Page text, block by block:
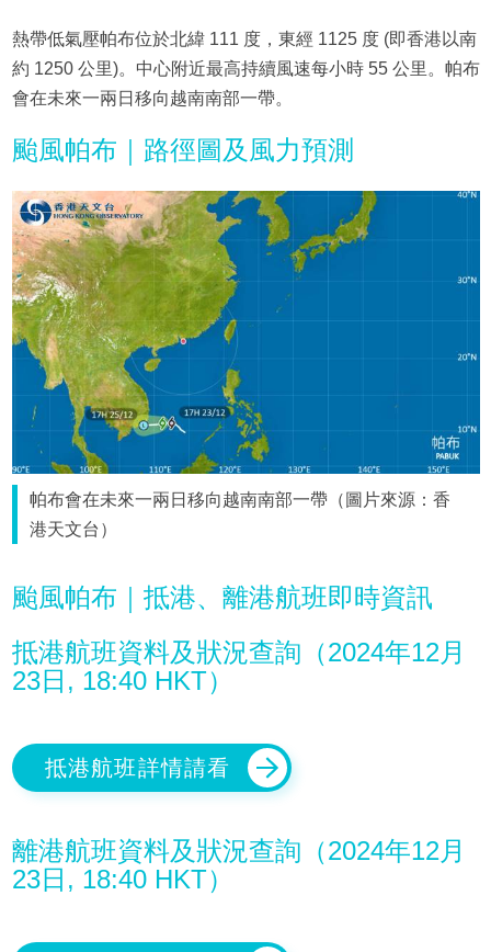
熱帶低氣壓帕布位於北緯 111 度，東經 1125 度 (即香港以南
約 1250 公里)。中心附近最高持續風速每小時 55 公里。帕布
會在未來一兩日移向越南南部一帶。
颱風帕布｜路徑圖及風力預測
帕布會在未來一兩日移向越南南部一帶（圖片來源：香
港天文台）
颱風帕布｜抵港、離港航班即時資訊
抵港航班資料及狀況查詢（2024年12月
23日, 18:40 HKT）
抵港航班詳情請看
離港航班資料及狀況查詢（2024年12月
23日, 18:40 HKT）